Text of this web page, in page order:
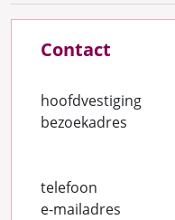
Contact
hoofdvestiging
bezoekadres
telefoon
e-mailadres